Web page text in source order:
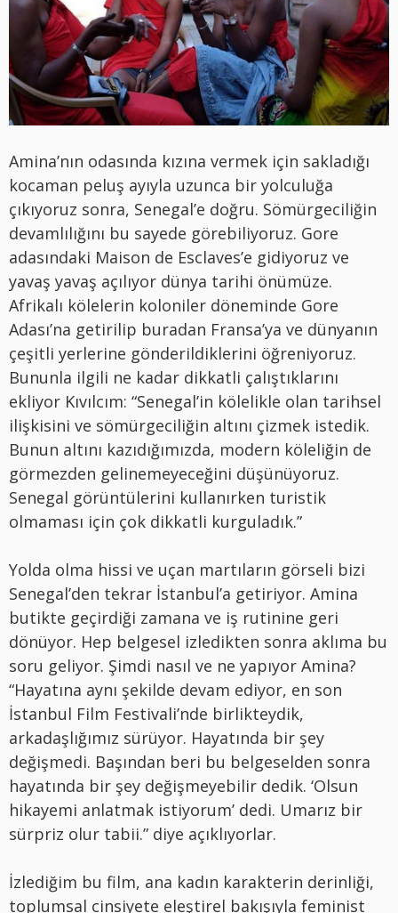
Amina’nın odasında kızına vermek için sakladığı
kocaman peluş ayıyla uzunca bir yolculuğa
çıkıyoruz sonra, Senegal’e doğru. Sömürgeciliğin
devamlılığını bu sayede görebiliyoruz. Gore
adasındaki Maison de Esclaves’e gidiyoruz ve
yavaş yavaş açılıyor dünya tarihi önümüze.
Afrikalı kölelerin koloniler döneminde Gore
Adası’na getirilip buradan Fransa’ya ve dünyanın
çeşitli yerlerine gönderildiklerini öğreniyoruz.
Bununla ilgili ne kadar dikkatli çalıştıklarını
ekliyor Kıvılcım: “Senegal’in kölelikle olan tarihsel
ilişkisini ve sömürgeciliğin altını çizmek istedik.
Bunun altını kazıdığımızda, modern köleliğin de
görmezden gelinemeyeceğini düşünüyoruz.
Senegal görüntülerini kullanırken turistik
olmaması için çok dikkatli kurguladık.”
Yolda olma hissi ve uçan martıların görseli bizi
Senegal’den tekrar İstanbul’a getiriyor. Amina
butikte geçirdiği zamana ve iş rutinine geri
dönüyor. Hep belgesel izledikten sonra aklıma bu
soru geliyor. Şimdi nasıl ve ne yapıyor Amina?
“Hayatına aynı şekilde devam ediyor, en son
İstanbul Film Festivali’nde birlikteydik,
arkadaşlığımız sürüyor. Hayatında bir şey
değişmedi. Başından beri bu belgeselden sonra
hayatında bir şey değişmeyebilir dedik. ‘Olsun
hikayemi anlatmak istiyorum’ dedi. Umarız bir
sürpriz olur tabii.” diye açıklıyorlar.
İzlediğim bu film, ana kadın karakterin derinliği,
toplumsal cinsiyete eleştirel bakışıyla feminist